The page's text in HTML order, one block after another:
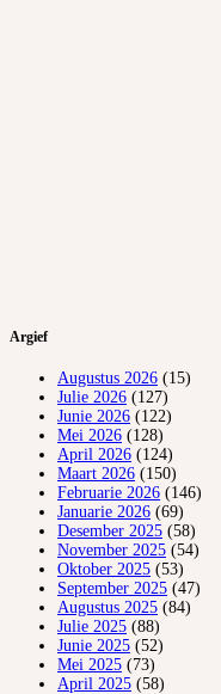
Argief
Augustus 2026 (15)
Julie 2026 (127)
Junie 2026 (122)
Mei 2026 (128)
April 2026 (124)
Maart 2026 (150)
Februarie 2026 (146)
Januarie 2026 (69)
Desember 2025 (58)
November 2025 (54)
Oktober 2025 (53)
September 2025 (47)
Augustus 2025 (84)
Julie 2025 (88)
Junie 2025 (52)
Mei 2025 (73)
April 2025 (58)